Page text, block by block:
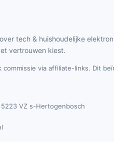
tech & huishoudelijke
vertrouwen kiest.
commissie via affiliate-links. Dit
VZ s-Hertogenbosch